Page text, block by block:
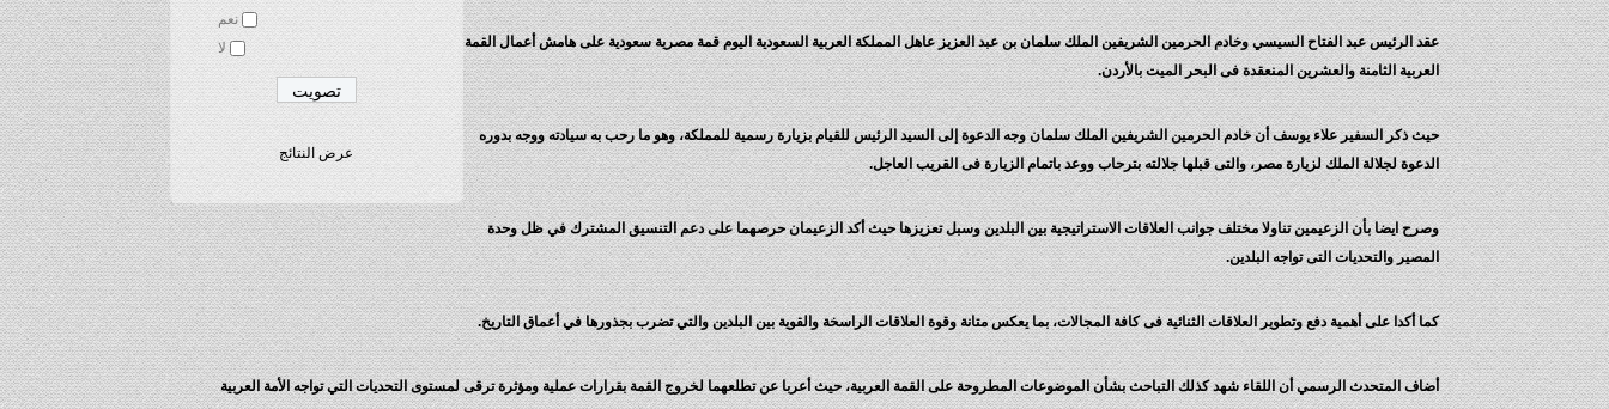
نعم
لا
عرض النتائج
عقد الرئيس عبد الفتاح السيسي وخادم الحرمين الشريفين الملك سلمان بن عبد العزيز عاهل المملكة العربية السعودية اليوم قمة مصرية سعودية على هامش أعمال القمة
العربية الثامنة والعشرين المنعقدة فى البحر الميت بالأردن.
حيث ذكر السفير علاء يوسف أن خادم الحرمين الشريفين الملك سلمان وجه الدعوة إلى السيد الرئيس للقيام بزيارة رسمية للمملكة، وهو ما رحب به سيادته ووجه بدوره
الدعوة لجلالة الملك لزيارة مصر، والتى قبلها جلالته بترحاب ووعد باتمام الزيارة فى القريب العاجل.
وصرح ايضا بأن الزعيمين تناولا مختلف جوانب العلاقات الاستراتيجية بين البلدين وسبل تعزيزها حيث أكد الزعيمان حرصهما على دعم التنسيق المشترك في ظل وحدة
المصير والتحديات التى تواجه البلدين.
كما أكدا على أهمية دفع وتطوير العلاقات الثنائية فى كافة المجالات، بما يعكس متانة وقوة العلاقات الراسخة والقوية بين البلدين والتي تضرب بجذورها في أعماق التاريخ.
أضاف المتحدث الرسمي أن اللقاء شهد كذلك التباحث بشأن الموضوعات المطروحة على القمة العربية، حيث أعربا عن تطلعهما لخروج القمة بقرارات عملية ومؤثرة ترقى لمستوى التحديات التي تواجه الأمة العربية